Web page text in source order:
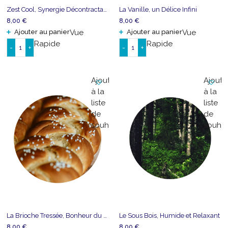
Zest Cool, Synergie Décontractante
8,00 €
Ajouter au panierVue
Rapide
-
quantité
Décontractante
+
La Vanille, un Délice Infini
8,00 €
Ajouter au panierVue
Rapide
-
quantité
Délice
Infini
+
Ajouter
à la
liste
de
souhaits
à la
liste
de
Le Sous Bois, Humide et Relaxant